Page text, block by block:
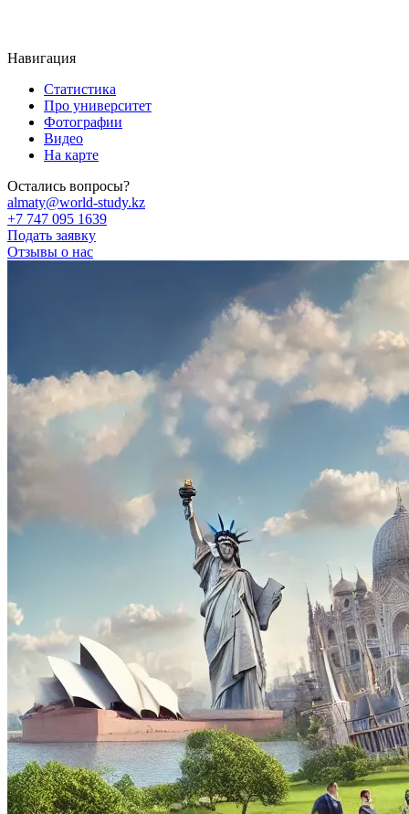
Навигация
Статистика
Про университет
Фотографии
Видео
На карте
Остались вопросы?
almaty@world-study.kz
+7 747 095 1639
Подать заявку
Отзывы о нас